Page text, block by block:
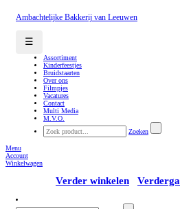
Ambachtelijke Bakkerij van Leeuwen
☰
Assortiment
Kinderfeestjes
Bruidstaarten
Over ons
Filmpjes
Vacatures
Contact
Multi Media
M.V.O.
Zoeken
Menu
Account
Winkelwagen
Verder winkelen